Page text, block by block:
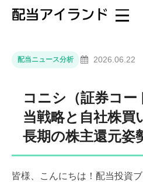
配当ニュース分析 2026.06.22
コニシ（証券コー
当戦略と自社株買
長期の株主還元姿
皆様、こんにちは！配当投資